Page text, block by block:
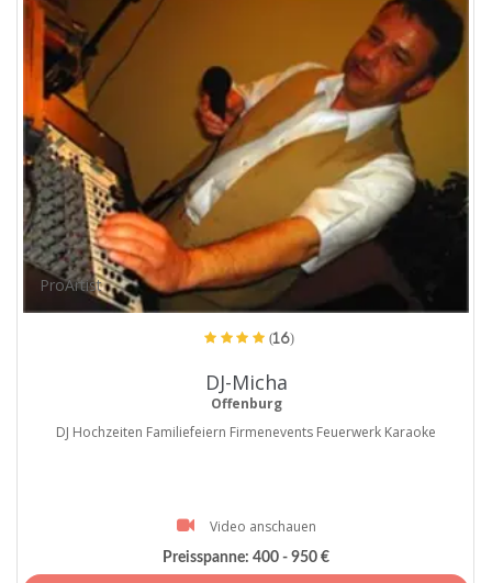
ProArtist
(16)
DJ-Micha
Offenburg
DJ Hochzeiten Familiefeiern Firmenevents Feuerwerk Karaoke
Video anschauen
Preisspanne: 400 - 950 €